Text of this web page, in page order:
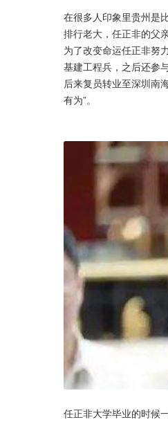
在很多人印象里贵州是
排行老大，任正非的父
为了改变命运任正非努
基建工程兵，之后还参
后来复员转业至深圳南
有为”。
任正非大学毕业的时候